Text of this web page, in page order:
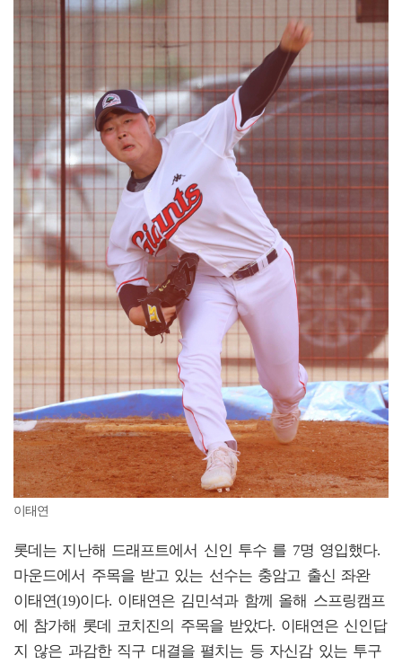
이태연
롯데는 지난해 드래프트에서 신인 투수 를 7명 영입했다.
마운드에서 주목을 받고 있는 선수는 충암고 출신 좌완
이태연(19)이다. 이태연은 김민석과 함께 올해 스프링캠프
에 참가해 롯데 코치진의 주목을 받았다. 이태연은 신인답
지 않은 과감한 직구 대결을 펼치는 등 자신감 있는 투구